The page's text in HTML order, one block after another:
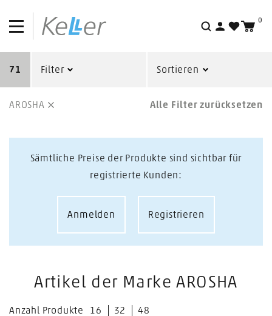
Suche
0
71 Filter Sortieren
AROSHA Alle Filter zurücksetzen
Sämtliche Preise der Produkte sind sichtbar für
registrierte Kunden:
Anmelden Registrieren
Artikel der Marke AROSHA
Anzahl Produkte 16 32 48